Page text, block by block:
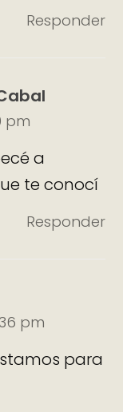
Responder
pm
a
te conocí
Responder
pm
para